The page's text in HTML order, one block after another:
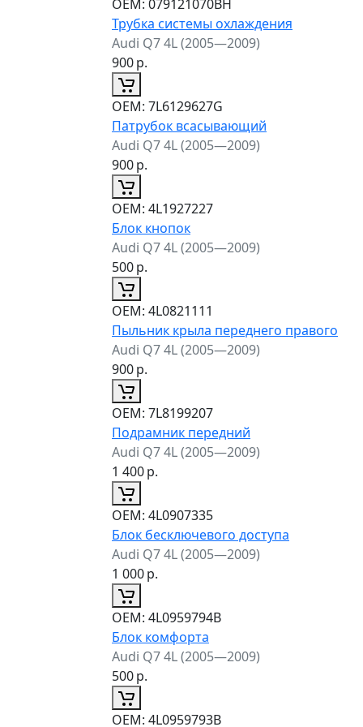
ОЕМ: 079121070BH
Трубка системы охлаждения
Audi Q7 4L (2005—2009)
900р.
ОЕМ: 7L6129627G
Патрубок всасывающий
Audi Q7 4L (2005—2009)
900р.
ОЕМ: 4L1927227
Блок кнопок
Audi Q7 4L (2005—2009)
500р.
ОЕМ: 4L0821111
Пыльник крыла переднего правого
Audi Q7 4L (2005—2009)
900р.
ОЕМ: 7L8199207
Подрамник передний
Audi Q7 4L (2005—2009)
1 400р.
ОЕМ: 4L0907335
Блок бесключевого доступа
Audi Q7 4L (2005—2009)
1 000р.
ОЕМ: 4L0959794B
Блок комфорта
Audi Q7 4L (2005—2009)
500р.
ОЕМ: 4L0959793B